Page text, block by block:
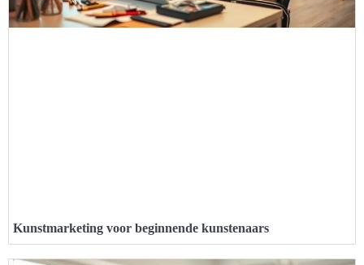
Kunstmarketing voor beginnende kunstenaars